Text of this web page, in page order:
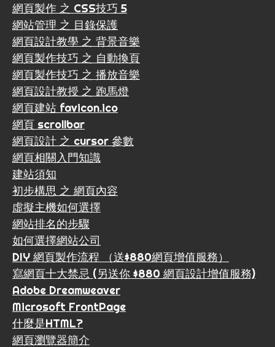
網頁製作 之 CSS技巧 5
網站管理 之 目錄保護
網頁設計教學 之 背景音樂
網頁製作技巧 之 自動換頁
網頁製作技巧 之 播放音樂
網頁設計教授 之 跑馬燈
網頁建站 favicon.ico
網頁 scrollbar
網頁設計 之 cursor 參數
網頁相關入門知識
建站須知
初步構思 之 網頁內容
虛擬主機如何選擇
網站排名的步驟
如何選擇網站公司
DIY 網頁製作流程 （送$880網頁增值服務）
寫網頁十大禁忌 (另送你 $880 網頁設計增值服務)
Adobe Dreamweaver
Microsoft FrontPage
什麼是HTML?
網頁瀏覽器簡介